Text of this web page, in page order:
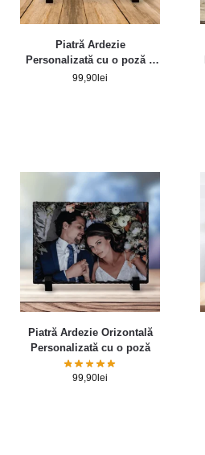
Piatră Ardezie
Personalizată cu o poză –
Glitter
99,90lei
Piatră Ardezie Orizontală
Personalizată cu o poză
99,90 lei